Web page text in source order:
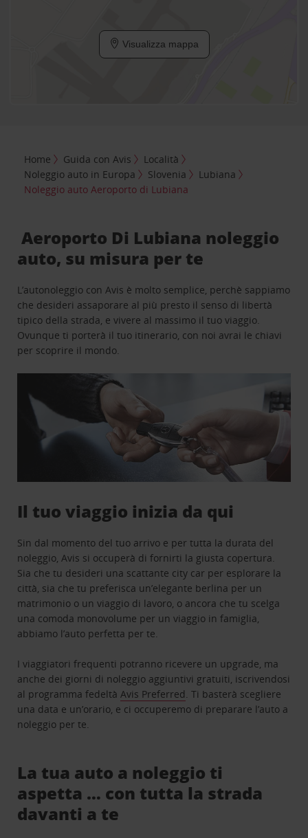
Visualizza mappa
Home Guida con Avis
Località
Noleggio auto in Europa
Slovenia
Lubiana
Noleggio auto Aeroporto di Lubiana
Aeroporto Di Lubiana noleggio
auto, su misura per te
L’autonoleggio con Avis è molto semplice, perchè sappiamo
che desideri assaporare al più presto il senso di libertà
tipico della strada, e vivere al massimo il tuo viaggio.
Ovunque ti porterà il tuo itinerario, con noi avrai le chiavi
per scoprire il mondo.
Il tuo viaggio inizia da qui
Sin dal momento del tuo arrivo e per tutta la durata del
noleggio, Avis si occuperà di fornirti la giusta copertura.
Sia che tu desideri una scattante city car per esplorare la
città, sia che tu preferisca un’elegante berlina per un
matrimonio o un viaggio di lavoro, o ancora che tu scelga
una comoda monovolume per un viaggio in famiglia,
abbiamo l’auto perfetta per te.
I viaggiatori frequenti potranno ricevere un upgrade, ma
anche dei giorni di noleggio aggiuntivi gratuiti, iscrivendosi
al programma fedeltàAvis Preferred. Ti basterà scegliere
una data e un’orario, e ci occuperemo di preparare l’auto a
noleggio per te.
La tua auto a noleggio ti
aspetta … con tutta la strada
davanti a te